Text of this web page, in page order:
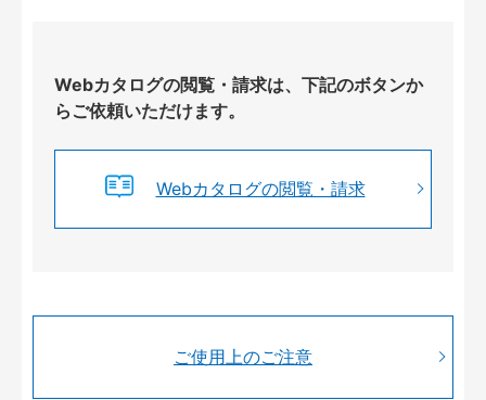
Webカタログの閲覧・請求は、下記のボタンか
らご依頼いただけます。
Webカタログの閲覧・請求
ご使用上のご注意